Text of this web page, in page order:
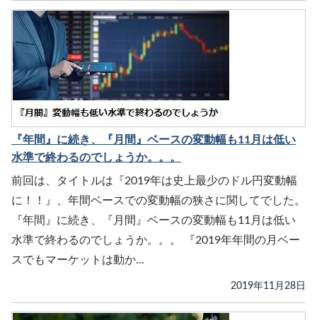
『年間』に続き、『月間』ベースの変動幅も11月は低い
水準で終わるのでしょうか。。。
前回は、タイトルは『2019年は史上最少のドル円変動幅
に！！』、年間ベースでの変動幅の狭さに関してでした。
『年間』に続き、『月間』ベースの変動幅も11月は低い
水準で終わるのでしょうか。。。 『2019年年間の月ベー
スでもマーケットは動か...
2019年11月28日